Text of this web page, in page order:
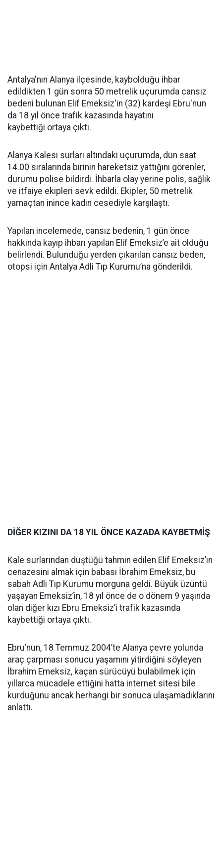
Antalya'nın Alanya ilçesinde, kaybolduğu ihbar
edildikten 1 gün sonra 50 metrelik uçurumda cansız
bedeni bulunan Elif Emeksiz'in (32) kardeşi Ebru'nun
da 18 yıl önce trafik kazasında hayatını
kaybettiği ortaya çıktı.
Alanya Kalesi surları altındaki uçurumda, dün saat
14.00 sıralarında birinin hareketsiz yattığını görenler,
durumu polise bildirdi. İhbarla olay yerine polis, sağlık
ve itfaiye ekipleri sevk edildi. Ekipler, 50 metrelik
yamaçtan inince kadın cesediyle karşılaştı.
Yapılan incelemede, cansız bedenin, 1 gün önce
hakkında kayıp ihbarı yapılan Elif Emeksiz’e ait olduğu
belirlendi. Bulunduğu yerden çıkarılan cansız beden,
otopsi için Antalya Adli Tıp Kurumu’na gönderildi.
DİĞER KIZINI DA 18 YIL ÖNCE KAZADA KAYBETMİŞ
Kale surlarından düştüğü tahmin edilen Elif Emeksiz’in
cenazesini almak için babası İbrahim Emeksiz, bu
sabah Adli Tıp Kurumu morguna geldi. Büyük üzüntü
yaşayan Emeksiz’in, 18 yıl önce de o dönem 9 yaşında
olan diğer kızı Ebru Emeksiz’i trafik kazasında
kaybettiği ortaya çıktı.
Ebru’nun, 18 Temmuz 2004’te Alanya çevre yolunda
araç çarpması sonucu yaşamını yitirdiğini söyleyen
İbrahim Emeksiz, kaçan sürücüyü bulabilmek için
yıllarca mücadele ettiğini hatta internet sitesi bile
kurduğunu ancak herhangi bir sonuca ulaşamadıklarını
anlattı.